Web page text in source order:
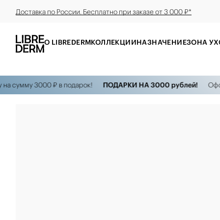
Доставка по России. Бесплатно при заказе от 3 000 ₽*
О LIBREDERMКОЛЛЕКЦИИНАЗНАЧЕНИЕЗОНА
3000 ₽ в подарок! ПОДАРКИ НА 3000 рублей! Оформи